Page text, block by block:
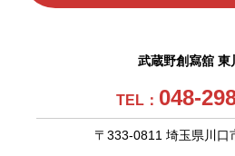
武蔵野創寫舘 東
TEL： 048-
〒333-0811 埼玉県川口